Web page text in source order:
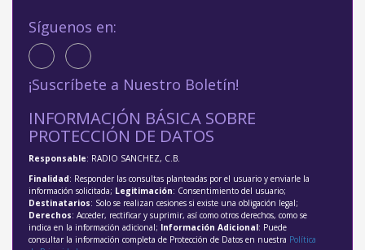
Síguenos en:
¡Suscríbete a Nuestro Boletín!
INFORMACIÓN BÁSICA SOBRE
PROTECCIÓN DE DATOS
Responsable: RADIO SANCHEZ, C.B.
Finalidad: Responder las consultas planteadas por el usuario y enviarle la
información solicitada; Legitimación: Consentimiento del usuario;
Destinatarios: Solo se realizan cesiones si existe una obligación legal;
Derechos: Acceder, rectificar y suprimir, así como otros derechos, como se
indica en la información adicional; Información Adicional: Puede
consultar la información completa de Protección de Datos en nuestra Política